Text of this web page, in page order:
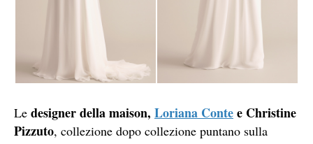
Le designer della maison, Loriana Contee Christine
Pizzuto, collezione dopo collezione puntano sulla